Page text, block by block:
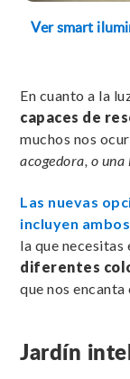
Ver smart
En cuanto a la
capaces de
muchos nos
acogedora, o
Las nuevas
incluyen
la que necesitas
diferentes
que nos
Jardín